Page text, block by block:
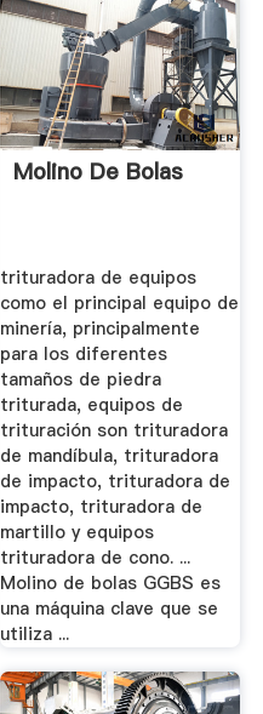
Molino De Bolas
trituradora de equipos
como el principal equipo de
minería, principalmente
para los diferentes
tamaños de piedra
triturada, equipos de
trituración son trituradora
de mandíbula, trituradora
de impacto, trituradora de
impacto, trituradora de
martillo y equipos
trituradora de cono. ...
Molino de bolas GGBS es
una máquina clave que se
utiliza ...